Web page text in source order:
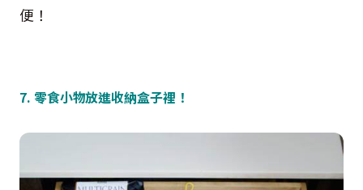
便！
7. 零食小物放進收納盒子裡！